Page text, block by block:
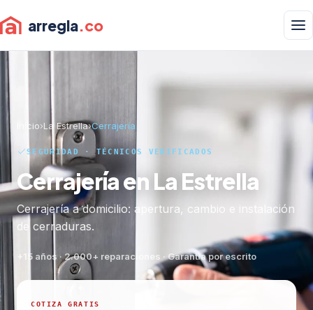
arregla.co
Inicio›La Estrella›Cerrajería
SEGURIDAD · TÉCNICOS VERIFICADOS
Cerrajería en La Estrella
Cerrajería a domicilio: apertura, cambio e instalación
de cerraduras.
+15 años · 2.000+ reparaciones · Garantía por escrito
COTIZA GRATIS